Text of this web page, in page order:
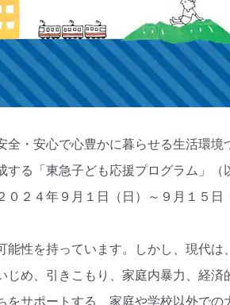
全・安心で心豊かに暮らせる生活環
する「東急子ども応援プログラム」
０２４年９月１日（日）～９月１５日
能性を持っています。しかし、現代
じめ、引きこもり、家庭内暴力、経
をサポートする、家庭や学校以外で